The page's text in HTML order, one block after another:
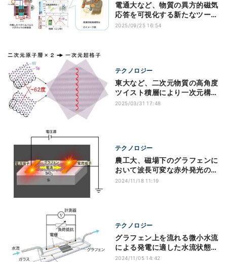
電通大など、物質の異方的磁気
応答を可視化する新たなツール
を開発
2025/09/25 16:54
テクノロジー
東大など、二次元物質の高角度
ツイスト積層により一次元構造
の出現を確認
2025/03/31 17:48
テクノロジー
農工大、磁場下のグラフェンに
おいて波長可変な赤外発光の観
測に成功
2024/11/18 11:19
テクノロジー
グラフェン上を流れる微小水流
による発電に適した水流状態、
東北大などが解明
2024/11/05 14:42